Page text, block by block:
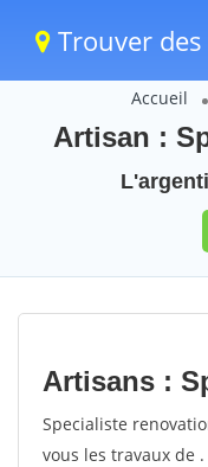
Trouver
Accueil
Artisan :
Artisans :
Specialiste
vous les travaux de